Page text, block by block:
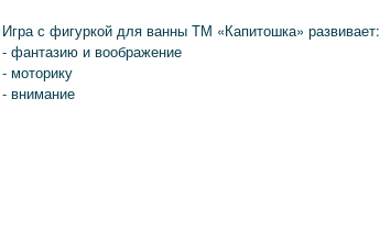
Игра с фигуркой для ванны ТМ «Капитошка» развивает:
- фантазию и воображение
- моторику
- внимание